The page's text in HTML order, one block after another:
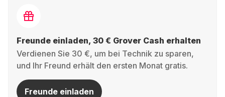
Freunde einladen, 30 € Grover Cash erhalten
Verdienen Sie 30 €, um bei Technik zu sparen,
und Ihr Freund erhält den ersten Monat gratis.
Freunde einladen